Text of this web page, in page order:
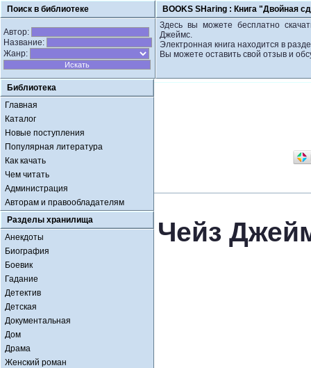
Поиск в библиотеке BOOKS SHaring : Книга "Двойная
Автор:
Название:
Жанр:
Здесь вы можете бесплатно
Джеймс.
Электронная книга находится в
Вы можете оставить свой отзыв и
Библиотека
Главная
Каталог
Новые поступления
Популярная литература
Как качать
Чем читать
Администрация
Авторам и правообладателям
Разделы хранилища
Анекдоты
Биография
Боевик
Гадание
Детектив
Детская
Документальная
Дом
Драма
Женский роман
Чейз